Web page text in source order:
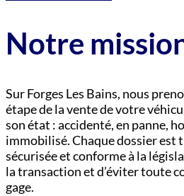
Notre
Sur Forges Les Bains, nous
étape de la vente de votre
son état : accidenté, en panne,
immobilisé. Chaque dossier est
sécurisée et conforme à la
la transaction et d’éviter toute
gage.